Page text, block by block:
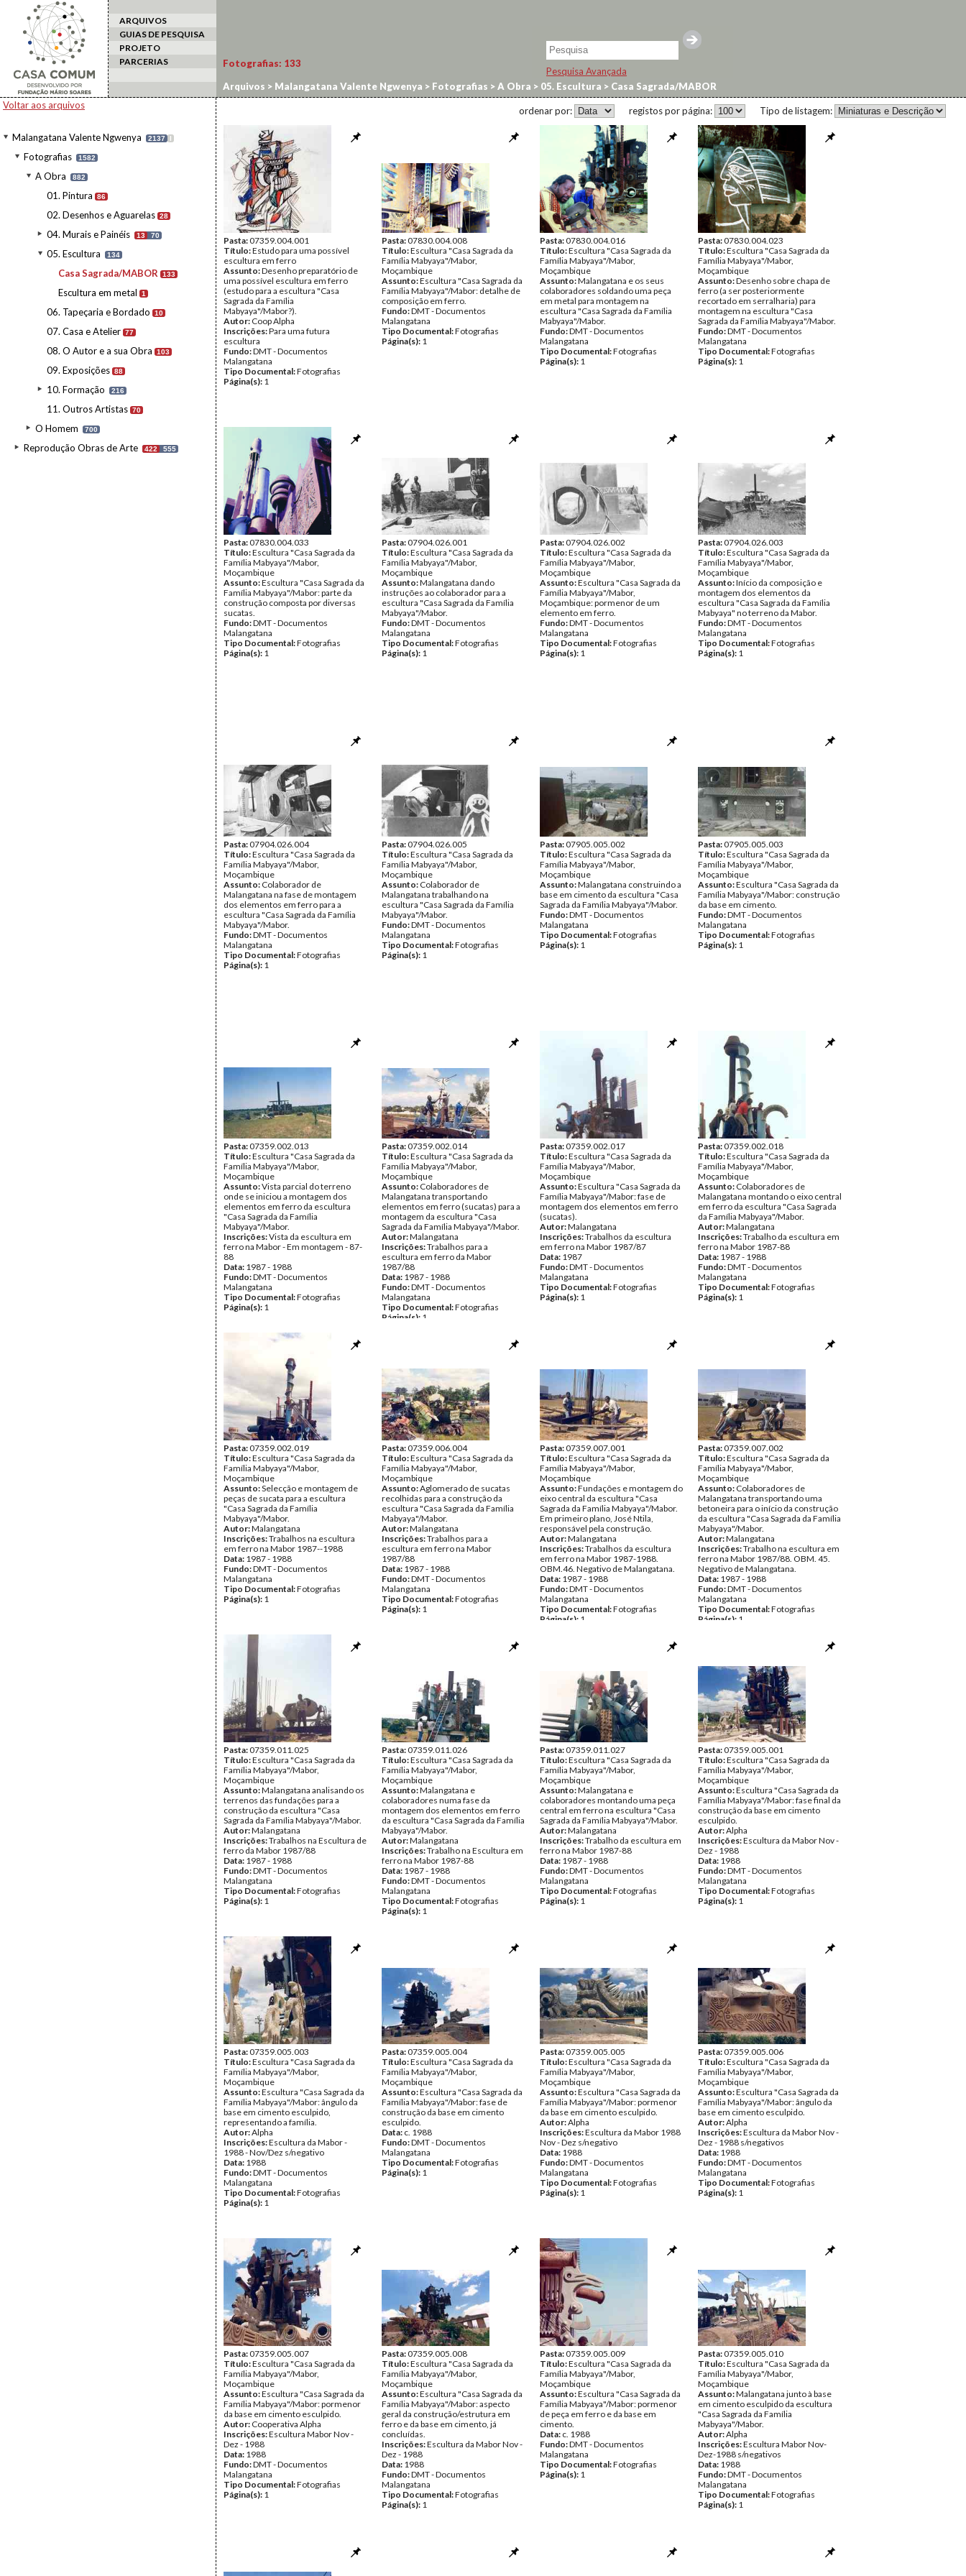
ARQUIVOS
GUIAS DE PESQUISA
PROJETO
PARCERIAS
Pesquisa Avançada
Voltar aos arquivos
Malangatana Valente Ngwenya 2137 I
Fotografias 1582
A Obra 882
01. Pintura 86
02. Desenhos e Aguarelas 28
04. Murais e Painéis 13 70
05. Escultura 134
Casa Sagrada/MABOR 133
Escultura em metal 1
06. Tapeçaria e Bordado 10
07. Casa e Atelier 77
08. O Autor e a sua Obra 103
09. Exposições 88
10. Formação 216
11. Outros Artistas 70
O Homem 700
Reprodução Obras de Arte 422 555
Fotografias: 133
Arquivos > Malangatana Valente Ngwenya > Fotografias >A Obra > 05. Escultura > Casa Sagrada/MABOR
Tipo de listagem:
registos por página:
ordenar por:
Pasta:07359.004.001
Título:Estudo para uma possível
escultura em ferro
Assunto:Desenho preparatório de
uma possível escultura em ferro
(estudo para a escultura "Casa
Sagrada da Família
Mabyaya"/Mabor?).
Autor: Coop Alpha
Inscrições:Para uma futura
escultura
Fundo:DMT - Documentos
Malangatana
Tipo Documental:Fotografias
Página(s): 1
Pasta:07830.004.008
Título:Escultura "Casa Sagrada da
Família Mabyaya"/Mabor,
Moçambique
Assunto:Escultura "Casa Sagrada da
Família Mabyaya"/Mabor: detalhe de
composição em ferro.
Fundo:DMT - Documentos
Malangatana
Tipo Documental:Fotografias
Página(s): 1
Pasta:07830.004.016
Título:Escultura "Casa Sagrada da
Família Mabyaya"/Mabor,
Moçambique
Assunto:Malangatana e os seus
colaboradores soldando uma peça
em metal para montagem na
escultura "Casa Sagrada da Família
Mabyaya"/Mabor.
Fundo:DMT - Documentos
Malangatana
Tipo Documental:Fotografias
Página(s): 1
Pasta:07830.004.023
Título:Escultura "Casa Sagrada da
Família Mabyaya"/Mabor,
Moçambique
Assunto:Desenho sobre chapa de
ferro (a ser posteriormente
recortado em serralharia) para
montagem na escultura "Casa
Sagrada da Família Mabyaya"/Mabor.
Fundo:DMT - Documentos
Malangatana
Tipo Documental:Fotografias
Página(s): 1
Pasta:07830.004.033
Título:Escultura "Casa Sagrada da
Família Mabyaya"/Mabor,
Moçambique
Assunto:Escultura "Casa Sagrada da
Família Mabyaya"/Mabor: parte da
construção composta por diversas
sucatas.
Fundo:DMT - Documentos
Malangatana
Tipo Documental:Fotografias
Página(s): 1
Pasta:07904.026.001
Título:Escultura "Casa Sagrada da
Família Mabyaya"/Mabor,
Moçambique
Assunto:Malangatana dando
instruções ao colaborador para a
escultura "Casa Sagrada da Família
Mabyaya"/Mabor.
Fundo:DMT - Documentos
Malangatana
Tipo Documental:Fotografias
Página(s): 1
Pasta:07904.026.002
Título:Escultura "Casa Sagrada da
Família Mabyaya"/Mabor,
Moçambique
Assunto:Escultura "Casa Sagrada da
Família Mabyaya"/Mabor,
Moçambique: pormenor de um
elemento em ferro.
Fundo:DMT - Documentos
Malangatana
Tipo Documental:Fotografias
Página(s): 1
Pasta:07904.026.003
Título:Escultura "Casa Sagrada da
Família Mabyaya"/Mabor,
Moçambique
Assunto:Início da composição e
montagem dos elementos da
escultura "Casa Sagrada da Família
Mabyaya" no terreno da Mabor.
Fundo:DMT - Documentos
Malangatana
Tipo Documental:Fotografias
Página(s): 1
Pasta:07904.026.004
Título:Escultura "Casa Sagrada da
Família Mabyaya"/Mabor,
Moçambique
Assunto: Colaborador de
Malangatana na fase de montagem
dos elementos em ferro para a
escultura "Casa Sagrada da Família
Mabyaya"/Mabor.
Fundo:DMT - Documentos
Malangatana
Tipo Documental:Fotografias
Página(s): 1
Pasta:07904.026.005
Título:Escultura "Casa Sagrada da
Família Mabyaya"/Mabor,
Moçambique
Assunto: Colaborador de
Malangatana trabalhando na
escultura "Casa Sagrada da Família
Mabyaya"/Mabor.
Fundo:DMT - Documentos
Malangatana
Tipo Documental:Fotografias
Página(s): 1
Pasta:07905.005.002
Título:Escultura "Casa Sagrada da
Família Mabyaya"/Mabor,
Moçambique
Assunto:Malangatana construindo a
base em cimento da escultura "Casa
Sagrada da Família Mabyaya"/Mabor.
Fundo:DMT - Documentos
Malangatana
Tipo Documental:Fotografias
Página(s): 1
Pasta:07905.005.003
Título:Escultura "Casa Sagrada da
Família Mabyaya"/Mabor,
Moçambique
Assunto:Escultura "Casa Sagrada da
Família Mabyaya"/Mabor: construção
da base em cimento.
Fundo:DMT - Documentos
Malangatana
Tipo Documental:Fotografias
Página(s): 1
Pasta:07359.002.013
Título:Escultura "Casa Sagrada da
Família Mabyaya"/Mabor,
Moçambique
Assunto:Vista parcial do terreno
onde se iniciou a montagem dos
elementos em ferro da escultura
"Casa Sagrada da Família
Mabyaya"/Mabor.
Inscrições:Vista da escultura em
ferro na Mabor - Em montagem - 87-
88
Data: 1987 - 1988
Fundo:DMT - Documentos
Malangatana
Tipo Documental:Fotografias
Página(s): 1
Pasta:07359.002.014
Título:Escultura "Casa Sagrada da
Família Mabyaya"/Mabor,
Moçambique
Assunto: Colaboradores de
Malangatana transportando
elementos em ferro (sucatas) para a
montagem da escultura "Casa
Sagrada da Família Mabyaya"/Mabor.
Autor:Malangatana
Inscrições:Trabalhos para a
escultura em ferro da Mabor
1987/88
Data: 1987 - 1988
Fundo:DMT - Documentos
Malangatana
Tipo Documental:Fotografias
Página(s): 1
Pasta:07359.002.017
Título:Escultura "Casa Sagrada da
Família Mabyaya"/Mabor,
Moçambique
Assunto:Escultura "Casa Sagrada da
Família Mabyaya"/Mabor: fase de
montagem dos elementos em ferro
(sucatas).
Autor:Malangatana
Inscrições:Trabalhos da escultura
em ferro na Mabor 1987/87
Data: 1987
Fundo:DMT - Documentos
Malangatana
Tipo Documental:Fotografias
Página(s): 1
Pasta:07359.002.018
Título:Escultura "Casa Sagrada da
Família Mabyaya"/Mabor,
Moçambique
Assunto: Colaboradores de
Malangatana montando o eixo central
em ferro da escultura "Casa Sagrada
da Família Mabyaya"/Mabor.
Autor:Malangatana
Inscrições:Trabalho da escultura em
ferro na Mabor 1987-88
Data: 1987 - 1988
Fundo:DMT - Documentos
Malangatana
Tipo Documental:Fotografias
Página(s): 1
Pasta:07359.002.019
Título:Escultura "Casa Sagrada da
Família Mabyaya"/Mabor,
Moçambique
Assunto:Selecção e montagem de
peças de sucata para a escultura
"Casa Sagrada da Família
Mabyaya"/Mabor.
Autor:Malangatana
Inscrições:Trabalhos na escultura
em ferro na Mabor 1987--1988
Data: 1987 - 1988
Fundo:DMT - Documentos
Malangatana
Tipo Documental:Fotografias
Página(s): 1
Pasta:07359.006.004
Título:Escultura "Casa Sagrada da
Família Mabyaya"/Mabor,
Moçambique
Assunto:Aglomerado de sucatas
recolhidas para a construção da
escultura "Casa Sagrada da Família
Mabyaya"/Mabor.
Autor:Malangatana
Inscrições:Trabalhos para a
escultura em ferro na Mabor
1987/88
Data: 1987 - 1988
Fundo:DMT - Documentos
Malangatana
Tipo Documental:Fotografias
Página(s): 1
Pasta:07359.007.001
Título:Escultura "Casa Sagrada da
Família Mabyaya"/Mabor,
Moçambique
Assunto:Fundações e montagem do
eixo central da escultura "Casa
Sagrada da Família Mabyaya"/Mabor.
Em primeiro plano, José Ntila,
responsável pela construção.
Autor:Malangatana
Inscrições:Trabalhos da escultura
em ferro na Mabor 1987-1988.
OBM.46. Negativo de Malangatana.
Data: 1987 - 1988
Fundo:DMT - Documentos
Malangatana
Tipo Documental:Fotografias
Página(s): 1
Pasta:07359.007.002
Título:Escultura "Casa Sagrada da
Família Mabyaya"/Mabor,
Moçambique
Assunto: Colaboradores de
Malangatana transportando uma
betoneira para o início da construção
da escultura "Casa Sagrada da Família
Mabyaya"/Mabor.
Autor:Malangatana
Inscrições:Trabalho na escultura em
ferro na Mabor 1987/88. OBM. 45.
Negativo de Malangatana.
Data: 1987 - 1988
Fundo:DMT - Documentos
Malangatana
Tipo Documental:Fotografias
Página(s): 1
Pasta:07359.011.025
Título:Escultura "Casa Sagrada da
Família Mabyaya"/Mabor,
Moçambique
Assunto:Malangatana analisando os
terrenos das fundações para a
construção da escultura "Casa
Sagrada da Família Mabyaya"/Mabor.
Autor:Malangatana
Inscrições:Trabalhos na Escultura de
ferro da Mabor 1987/88
Data: 1987 - 1988
Fundo:DMT - Documentos
Malangatana
Tipo Documental:Fotografias
Página(s): 1
Pasta:07359.011.026
Título:Escultura "Casa Sagrada da
Família Mabyaya"/Mabor,
Moçambique
Assunto:Malangatana e
colaboradores numa fase da
montagem dos elementos em ferro
da escultura "Casa Sagrada da Família
Mabyaya"/Mabor.
Autor:Malangatana
Inscrições:Trabalho na Escultura em
ferro na Mabor 1987-88
Data: 1987 - 1988
Fundo:DMT - Documentos
Malangatana
Tipo Documental:Fotografias
Página(s): 1
Pasta:07359.011.027
Título:Escultura "Casa Sagrada da
Família Mabyaya"/Mabor,
Moçambique
Assunto:Malangatana e
colaboradores montando uma peça
central em ferro na escultura "Casa
Sagrada da Família Mabyaya"/Mabor.
Autor:Malangatana
Inscrições:Trabalho da escultura em
ferro na Mabor 1987-88
Data: 1987 - 1988
Fundo:DMT - Documentos
Malangatana
Tipo Documental:Fotografias
Página(s): 1
Pasta:07359.005.001
Título:Escultura "Casa Sagrada da
Família Mabyaya"/Mabor,
Moçambique
Assunto:Escultura "Casa Sagrada da
Família Mabyaya"/Mabor: fase final da
construção da base em cimento
esculpido.
Autor:Alpha
Inscrições:Escultura da Mabor Nov -
Dez - 1988
Data: 1988
Fundo:DMT - Documentos
Malangatana
Tipo Documental:Fotografias
Página(s): 1
Pasta:07359.005.003
Título:Escultura "Casa Sagrada da
Família Mabyaya"/Mabor,
Moçambique
Assunto:Escultura "Casa Sagrada da
Família Mabyaya"/Mabor: ângulo da
base em cimento esculpido,
representando a família.
Autor:Alpha
Inscrições:Escultura da Mabor -
1988 - Nov/Dez s/negativo
Data: 1988
Fundo:DMT - Documentos
Malangatana
Tipo Documental:Fotografias
Página(s): 1
Pasta:07359.005.004
Título:Escultura "Casa Sagrada da
Família Mabyaya"/Mabor,
Moçambique
Assunto:Escultura "Casa Sagrada da
Família Mabyaya"/Mabor: fase de
construção da base em cimento
esculpido.
Data: c. 1988
Fundo:DMT - Documentos
Malangatana
Tipo Documental:Fotografias
Página(s): 1
Pasta:07359.005.005
Título:Escultura "Casa Sagrada da
Família Mabyaya"/Mabor,
Moçambique
Assunto:Escultura "Casa Sagrada da
Família Mabyaya"/Mabor: pormenor
da base em cimento esculpido.
Autor:Alpha
Inscrições:Escultura da Mabor 1988
Nov - Dez s/negativo
Data: 1988
Fundo:DMT - Documentos
Malangatana
Tipo Documental:Fotografias
Página(s): 1
Pasta:07359.005.006
Título:Escultura "Casa Sagrada da
Família Mabyaya"/Mabor,
Moçambique
Assunto:Escultura "Casa Sagrada da
Família Mabyaya"/Mabor: ângulo da
base em cimento esculpido.
Autor:Alpha
Inscrições:Escultura da Mabor Nov -
Dez - 1988 s/negativos
Data: 1988
Fundo:DMT - Documentos
Malangatana
Tipo Documental:Fotografias
Página(s): 1
Pasta:07359.005.007
Título:Escultura "Casa Sagrada da
Família Mabyaya"/Mabor,
Moçambique
Assunto:Escultura "Casa Sagrada da
Família Mabyaya"/Mabor: pormenor
da base em cimento esculpido.
Autor: Cooperativa Alpha
Inscrições:Escultura Mabor Nov -
Dez - 1988
Data: 1988
Fundo:DMT - Documentos
Malangatana
Tipo Documental:Fotografias
Página(s): 1
Pasta:07359.005.008
Título:Escultura "Casa Sagrada da
Família Mabyaya"/Mabor,
Moçambique
Assunto:Escultura "Casa Sagrada da
Família Mabyaya"/Mabor: aspecto
geral da construção/estrutura em
ferro e da base em cimento, já
concluídas.
Inscrições:Escultura da Mabor Nov -
Dez - 1988
Data: 1988
Fundo:DMT - Documentos
Malangatana
Tipo Documental:Fotografias
Página(s): 1
Pasta:07359.005.009
Título:Escultura "Casa Sagrada da
Família Mabyaya"/Mabor,
Moçambique
Assunto:Escultura "Casa Sagrada da
Família Mabyaya"/Mabor: pormenor
de peça em ferro e da base em
cimento.
Data: c. 1988
Fundo:DMT - Documentos
Malangatana
Tipo Documental:Fotografias
Página(s): 1
Pasta:07359.005.010
Título:Escultura "Casa Sagrada da
Família Mabyaya"/Mabor,
Moçambique
Assunto:Malangatana junto à base
em cimento esculpido da escultura
"Casa Sagrada da Família
Mabyaya"/Mabor.
Autor:Alpha
Inscrições:Escultura Mabor Nov-
Dez-1988 s/negativos
Data: 1988
Fundo:DMT - Documentos
Malangatana
Tipo Documental:Fotografias
Página(s): 1